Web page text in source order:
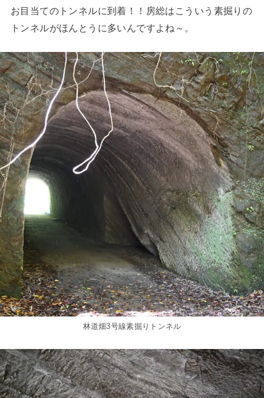
お目当てのトンネルに到着！！房総はこういう素掘りの
トンネルがほんとうに多いんですよね～。
林道畑3号線素掘りトンネル